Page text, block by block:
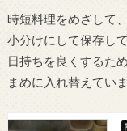
時短料理をめざして
小分けにして保存し
日持ちを良くするた
まめに入れ替えていま